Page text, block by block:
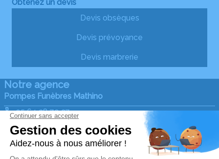
Obtenez un devis
Devis obsèques
Devis prévoyance
Devis marbrerie
Notre agence
Pompes Funèbres Mathino
05 64 28 79 27
ets.mathino@gmail.com
2 Chemin de la Viguerie - 33580 - Monségur
4.9/5 - 138 avis